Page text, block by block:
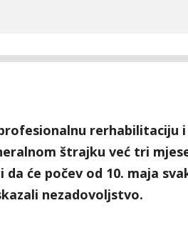
rerhabilitaciju
štrajku već tri
da će počev od 10. maja
nezadovoljstvo.